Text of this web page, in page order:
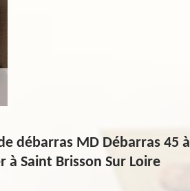
débarras MD Débarras 45 à
à Saint Brisson Sur Loire